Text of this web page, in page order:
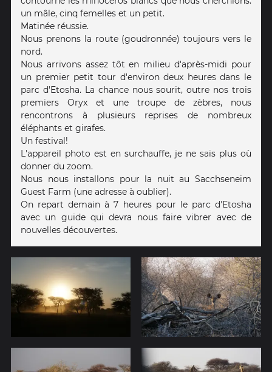
un mâle, cinq femelles et un petit.
Matinée réussie.
Nous prenons la route (goudronnée) toujours vers le
nord.
Nous arrivons assez tôt en milieu d'après-midi pour
un premier petit tour d'environ deux heures dans le
parc d'Etosha. La chance nous sourit, outre nos trois
premiers Oryx et une troupe de zèbres, nous
rencontrons à plusieurs reprises de nombreux
éléphants et girafes.
Un festival!
L'appareil photo est en surchauffe, je ne sais plus où
donner du zoom.
Nous nous installons pour la nuit au Sacchseneim
Guest Farm (une adresse à oublier).
On repart demain à 7 heures pour le parc d'Etosha
avec un guide qui devra nous faire vibrer avec de
nouvelles découvertes.